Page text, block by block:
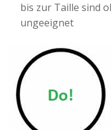
bis zur Taille sind
ungeeignet